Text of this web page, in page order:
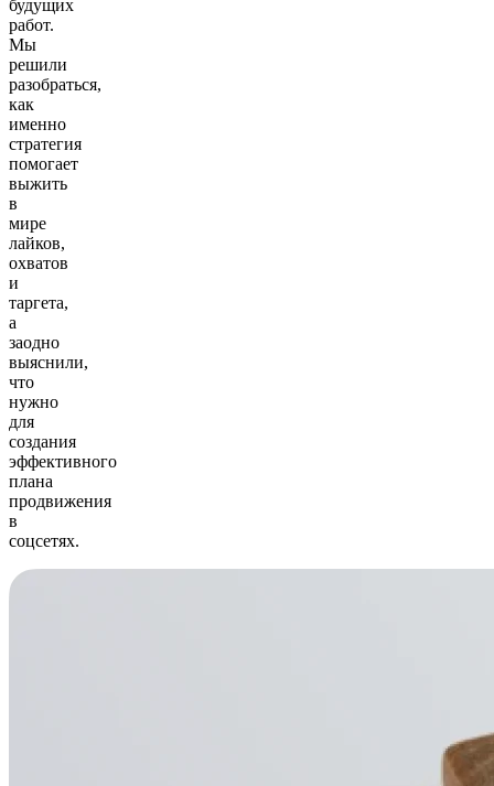
будущих
работ.
Мы
решили
разобраться,
как
именно
стратегия
помогает
выжить
в
мире
лайков,
охватов
и
таргета,
а
заодно
выяснили,
что
нужно
для
создания
эффективного
плана
продвижения
в
соцсетях.